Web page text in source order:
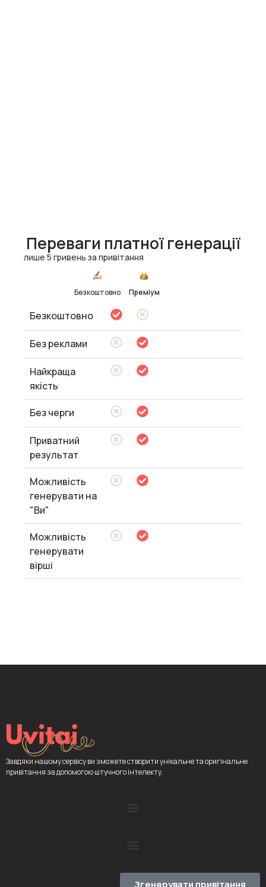
Переваги платної генерації
лише 5 гривень за привітання
Безкоштовно Преміум
Безкоштовно
Без реклами
Найкраща
якість
Без черги
Приватний
результат
Можливість
генерувати на
"Ви"
Можливість
генерувати
вірші
Завдяки нашому сервісу ви зможете створити унікальне та оригінальне
привітання за допомогою штучного інтелекту.
Згенерувати привітання